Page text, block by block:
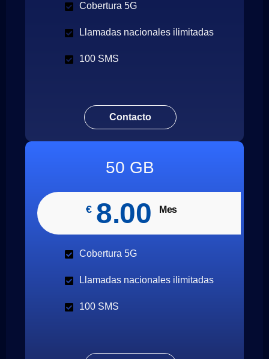
Cobertura 5G
Llamadas nacionales ilimitadas
100 SMS
Contacto
50 GB
€ 8.00 Mes
Cobertura 5G
Llamadas nacionales ilimitadas
100 SMS